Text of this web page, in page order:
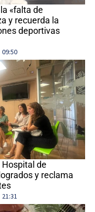
«falta de
y recuerda la
deportivas
09:50
de
y reclama
21:31